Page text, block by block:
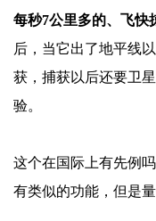
每秒7公里多的、飞快
后，当它出了地平线
获，捕获以后还要卫
验。
这个在国际上有先例
有类似的功能，但是